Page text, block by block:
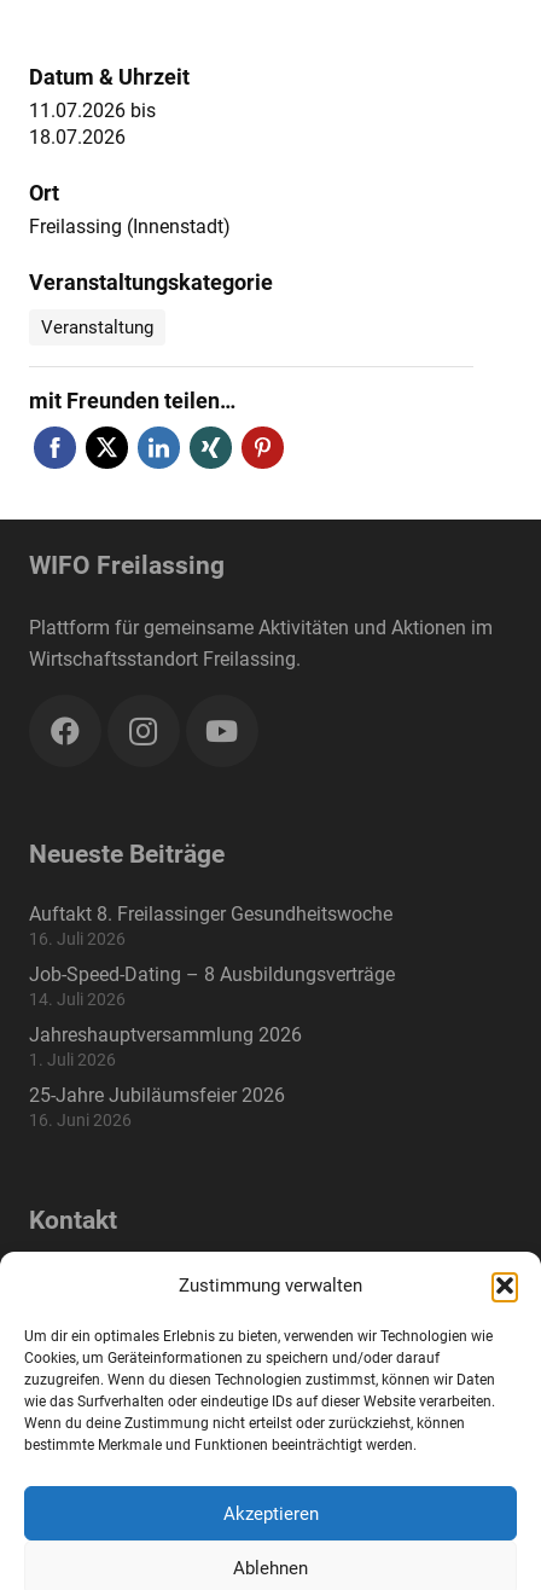
Zustimmung verwalten
Um dir ein optimales Erlebnis zu bieten, verwenden wir Technologien wie
Cookies, um Geräteinformationen zu speichern und/oder darauf
zuzugreifen. Wenn du diesen Technologien zustimmst, können wir Daten
wie das Surfverhalten oder eindeutige IDs auf dieser Website verarbeiten.
Wenn du deine Zustimmung nicht erteilst oder zurückziehst, können
bestimmte Merkmale und Funktionen beeinträchtigt werden.
Akzeptieren
Ablehnen
Datum & Uhrzeit
11.07.2026 bis
18.07.2026
Ort
Freilassing (Innenstadt)
Veranstaltungskategorie
Veranstaltung
mit Freunden teilen…
WIFO Freilassing
Plattform für gemeinsame Aktivitäten und Aktionen im
Wirtschaftsstandort Freilassing.
Neueste Beiträge
Auftakt 8. Freilassinger Gesundheitswoche
16. Juli 2026
Job-Speed-Dating – 8 Ausbildungsverträge
14. Juli 2026
Jahreshauptversammlung 2026
1. Juli 2026
25-Jahre Jubiläumsfeier 2026
16. Juni 2026
Kontakt
Lindenstraße 17a, 83395 Freilassing,
mail info@wifo-freilassing.de
phone +49 8654 77288-0
Impressum